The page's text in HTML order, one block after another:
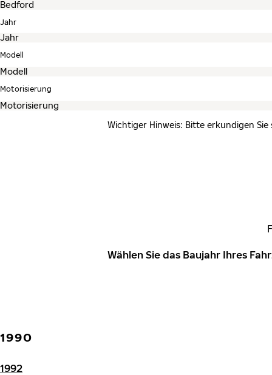
Jahr
Modell
Motorisierung
Wichtiger Hinweis: Bitte erkundigen
Wählen Sie das Baujahr Ihres
1990
1992